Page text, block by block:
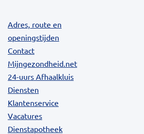
Adres, route en
openingstijden
Contact
Mijngezondheid.net
24-uurs Afhaalkluis
Diensten
Klantenservice
Vacatures
Dienstapotheek